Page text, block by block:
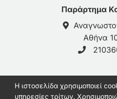
Παράρτημα
Αθήνα
© 2026 - galinos-
H ιστοσελίδα χρησιμοποιεί
υπηρεσίες τρίτων.